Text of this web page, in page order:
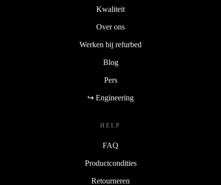
Kwaliteit
Over ons
Werken bij refurbed
Blog
Pers
↪ Engineering
HELP
FAQ
Productcondities
Retourneren